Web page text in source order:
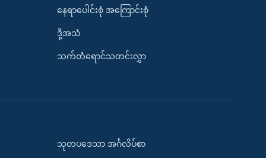
နေရာပေါင်းစုံ အကြောင်းစုံ
ဒို့အသံ
သက်တံရောင်သတင်းလွှာ
သုတပဒေသာ အင်္ဂလိပ်စာ